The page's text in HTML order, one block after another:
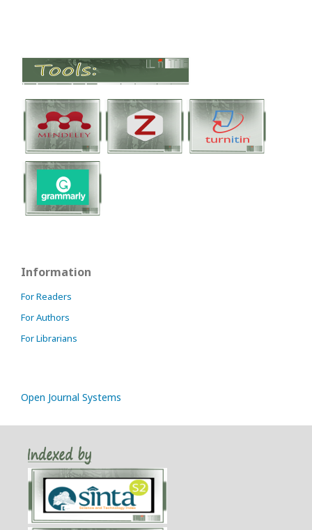
Information
For Readers
For Authors
For Librarians
Open Journal Systems